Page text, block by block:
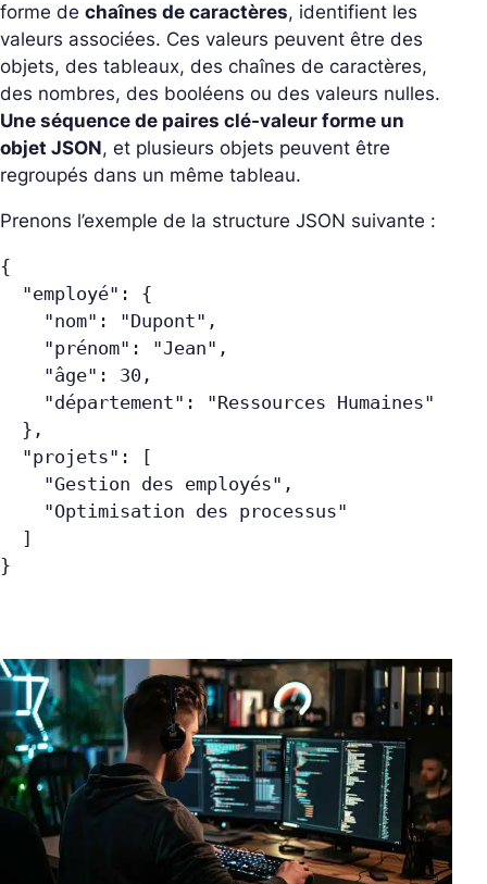
forme de chaînes de caractères, identifient les
valeurs associées. Ces valeurs peuvent être des
objets, des tableaux, des chaînes de caractères,
des nombres, des booléens ou des valeurs nulles.
Une séquence de paires clé-valeur forme un
objet JSON, et plusieurs objets peuvent être
regroupés dans un même tableau.
Prenons l’exemple de la structure JSON suivante :
{
"employé": {
"nom": "Dupont",
"prénom": "Jean",
"âge": 30,
"département": "Ressources Humaines"
},
"projets": [
"Gestion des employés",
"Optimisation des processus"
]
}